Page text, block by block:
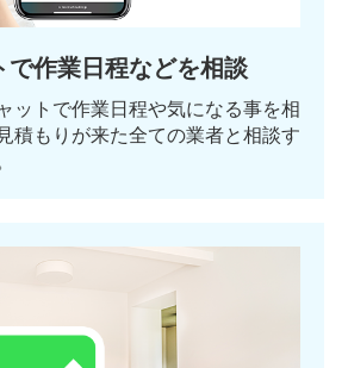
で作業日程などを相談
ットで作業日程や気になる事を相
積もりが来た全ての業者と相談す